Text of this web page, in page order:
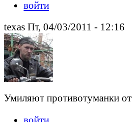
войти
texas Пт, 04/03/2011 - 12:16
Умиляют противотуманки
войти